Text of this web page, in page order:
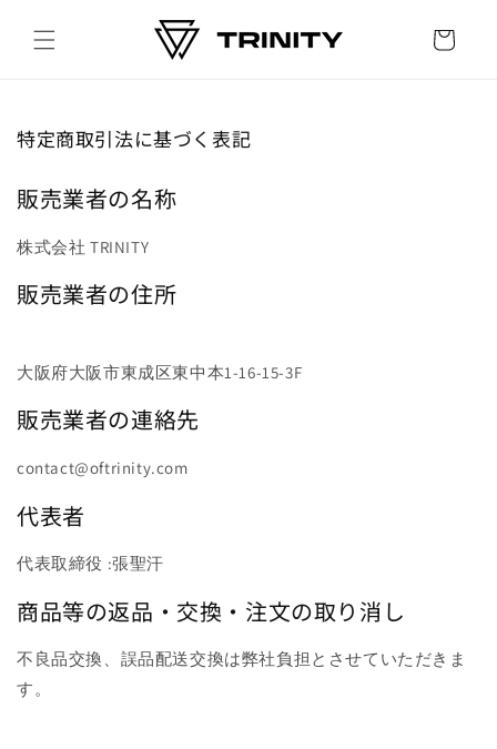
content
Cart
特定商取引法に基づく表記
販売業者の名称
株式会社 TRINITY
販売業者の住所
大阪府大阪市東成区東中本1-16-15-3F
販売業者の連絡先
contact@oftrinity.com
代表者
代表取締役 :張聖汗
商品等の返品・交換・注文の取り消し
不良品交換、誤品配送交換は弊社負担とさせていただきま
す。